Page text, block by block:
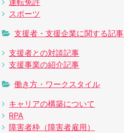
運転免許
スポーツ
支援者・支援企業に関する記事
支援者との対談記事
支援事業の紹介記事
働き方・ワークスタイル
キャリアの構築について
RPA
障害者枠（障害者雇用）